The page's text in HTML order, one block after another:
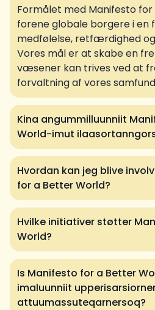
Formålet med Manifesto
forene globale borgere i
medfølelse, retfærdighed
Vores mål er at skabe en
væsener kan trives ved at
forvaltning af vores
Kina angummilluunniit
World-imut
Hvordan kan jeg blive
for a Better World?
Hvilke initiativer støtter
World?
Is Manifesto for a Better
imaluunniit
attuumassuteqarnersoq?